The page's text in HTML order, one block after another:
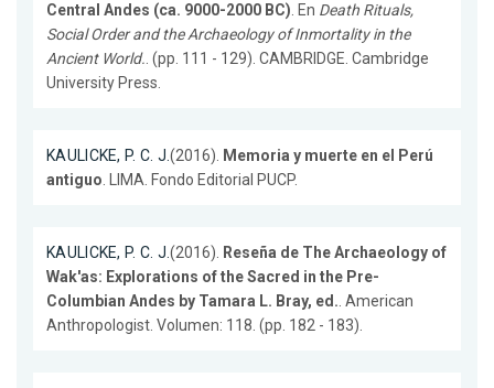
Central Andes (ca. 9000-2000 BC). En Death Rituals,
Social Order and the Archaeology of Inmortality in the
Ancient World.. (pp. 111 - 129). CAMBRIDGE. Cambridge
University Press.
KAULICKE, P. C. J.(2016). Memoria y muerte en el Perú
antiguo. LIMA. Fondo Editorial PUCP.
KAULICKE, P. C. J.(2016). Reseña de The Archaeology of
Wak'as: Explorations of the Sacred in the Pre-
Columbian Andes by Tamara L. Bray, ed.. American
Anthropologist. Volumen: 118. (pp. 182 - 183).